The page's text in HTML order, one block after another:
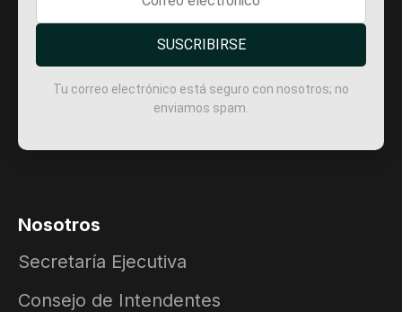
SUSCRIBIRSE
Tu correo electrónico está seguro con nosotros; no
enviamos spam.
Nosotros
Secretaría Ejecutiva
Consejo de Intendentes